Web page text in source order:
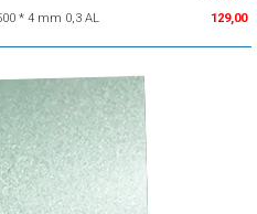
* 4 mm 0,3 AL 129,00